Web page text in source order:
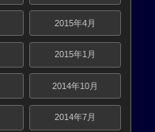
2015年4月
2015年1月
2014年10月
2014年7月